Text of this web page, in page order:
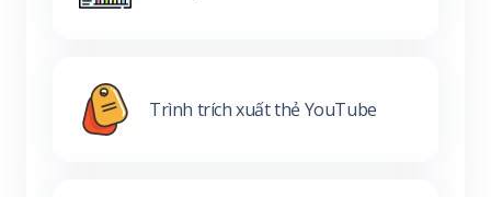
Trình trích xuất thẻ YouTube